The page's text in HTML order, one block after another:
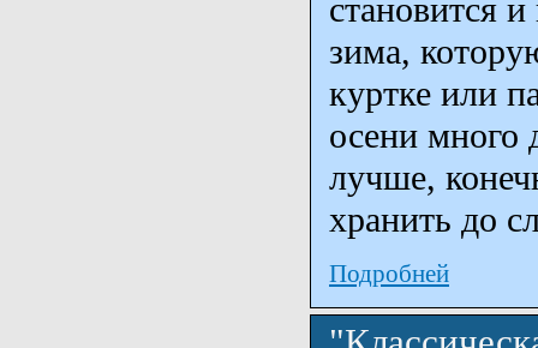
становится
зима,
куртке или
осени много
лучше,
хранить до
Подробней